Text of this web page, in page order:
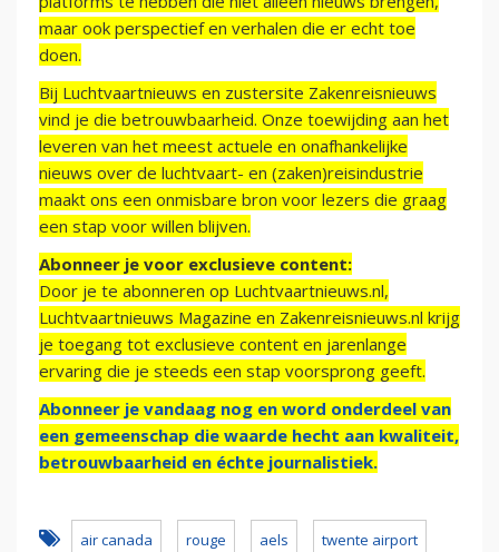
maar ook perspectief en verhalen die er echt toe
doen.
Bij Luchtvaartnieuws en zustersite Zakenreisnieuws
vind je die betrouwbaarheid. Onze toewijding aan het
leveren van het meest actuele en onafhankelijke
nieuws over de luchtvaart- en (zaken)reisindustrie
maakt ons een onmisbare bron voor lezers die graag
een stap voor willen blijven.
Abonneer je voor exclusieve content:
Door je te abonneren op Luchtvaartnieuws.nl,
Luchtvaartnieuws Magazine en Zakenreisnieuws.nl krijg
je toegang tot exclusieve content en jarenlange
ervaring die je steeds een stap voorsprong geeft.
Abonneer je vandaag nog en word onderdeel van
een gemeenschap die waarde hecht aan kwaliteit,
betrouwbaarheid en échte journalistiek.
air canada rouge aels twente airport